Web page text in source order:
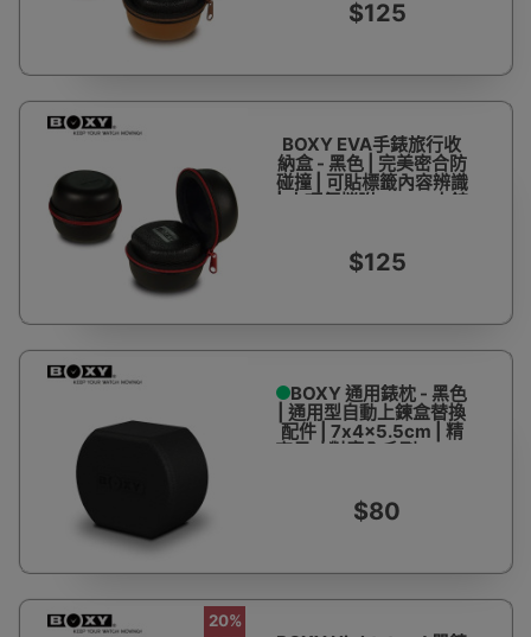
$125
BOXY EVA手錶旅行收
納盒 - 黑色 | 完美密合防
碰撞 | 可貼標籤內容辨識
| 小巧便攜附60mm大錶
$125
BOXY 通用錶枕 - 黑色
| 通用型自動上鍊盒替換
配件 | 7x4x5.5cm | 精
密尺寸對應全系列BOXY
$80
20%